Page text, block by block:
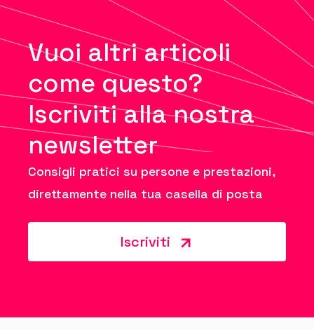
Vuoi altri articoli
come questo?
Iscriviti alla nostra
newsletter
Consigli pratici su persone e prestazioni,
direttamente nella tua casella di posta
Iscriviti